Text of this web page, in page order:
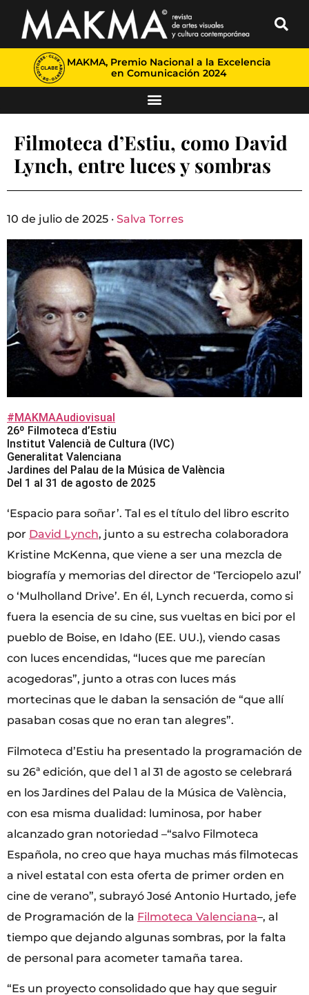
MAKMA, Premio Nacional a la Excelencia
en Comunicación 2024
Filmoteca d’Estiu, como David
Lynch, entre luces y sombras
10 de julio de 2025 · Salva Torres
#MAKMAAudiovisual
26º Filmoteca d’Estiu
Institut Valencià de Cultura (IVC)
Generalitat Valenciana
Jardines del Palau de la Música de València
Del 1 al 31 de agosto de 2025
‘Espacio para soñar’. Tal es el título del libro escrito
por David Lynch, junto a su estrecha colaboradora
Kristine McKenna, que viene a ser una mezcla de
biografía y memorias del director de ‘Terciopelo azul’
o ‘Mulholland Drive’. En él, Lynch recuerda, como si
fuera la esencia de su cine, sus vueltas en bici por el
pueblo de Boise, en Idaho (EE. UU.), viendo casas
con luces encendidas, “luces que me parecían
acogedoras”, junto a otras con luces más
mortecinas que le daban la sensación de “que allí
pasaban cosas que no eran tan alegres”.
Filmoteca d’Estiu ha presentado la programación de
su 26ª edición, que del 1 al 31 de agosto se celebrará
en los Jardines del Palau de la Música de València,
con esa misma dualidad: luminosa, por haber
alcanzado gran notoriedad –“salvo Filmoteca
Española, no creo que haya muchas más filmotecas
a nivel estatal con esta oferta de primer orden en
cine de verano”, subrayó José Antonio Hurtado, jefe
de Programación de la Filmoteca Valenciana–, al
tiempo que dejando algunas sombras, por la falta
de personal para acometer tamaña tarea.
“Es un proyecto consolidado que hay que seguir